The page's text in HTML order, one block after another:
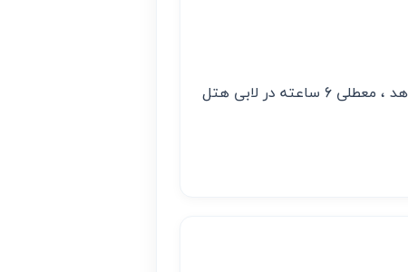
پول گرانترین اتاق را می گیرد ، ارزانترین اتاق را می دهد ، معطلی 6 ساعته در لابی هتل